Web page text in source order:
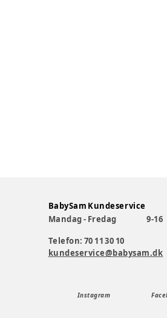
BabySam Kundeservice
Mandag - Fredag
9-16
Telefon: 70 11 30 10
kundeservice@babysam.dk
Instagram